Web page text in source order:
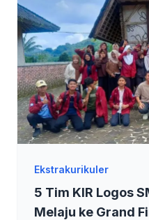
Ekstrakurikuler
5 Tim KIR Logos
Melaju ke Grand